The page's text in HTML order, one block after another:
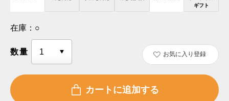
ギフト
在庫： ○
数量 お気に入り登録